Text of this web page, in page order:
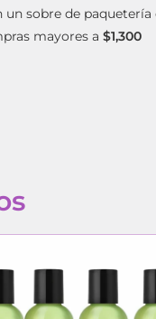
un sobre de
mayores a$1,300